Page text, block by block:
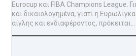
Eurocup και FIBA Champions League.
και δικαιολογημένα, γιατί η
αίγλης και ενδιαφέροντος, πρόκειται...